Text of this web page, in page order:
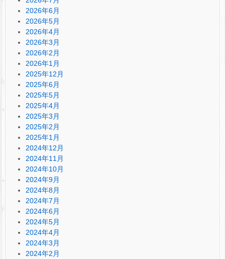
2026年6月
2026年5月
2026年4月
2026年3月
2026年2月
2026年1月
2025年12月
2025年6月
2025年5月
2025年4月
2025年3月
2025年2月
2025年1月
2024年12月
2024年11月
2024年10月
2024年9月
2024年8月
2024年7月
2024年6月
2024年5月
2024年4月
2024年3月
2024年2月